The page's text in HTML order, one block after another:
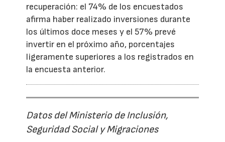
recuperación: el 74% de los encuestados
afirma haber realizado inversiones durante
los últimos doce meses y el 57% prevé
invertir en el próximo año, porcentajes
ligeramente superiores a los registrados en
la encuesta anterior.
Datos del Ministerio de Inclusión,
Seguridad Social y Migraciones